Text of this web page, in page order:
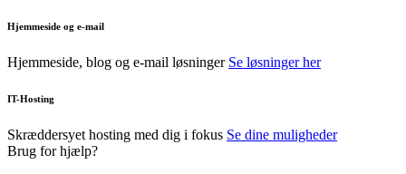
Hjemmeside og e-mail
Hjemmeside, blog og e-mail løsninger Se løsninger her
IT-Hosting
Skræddersyet hosting med dig i fokus Se dine muligheder
Brug for hjælp?